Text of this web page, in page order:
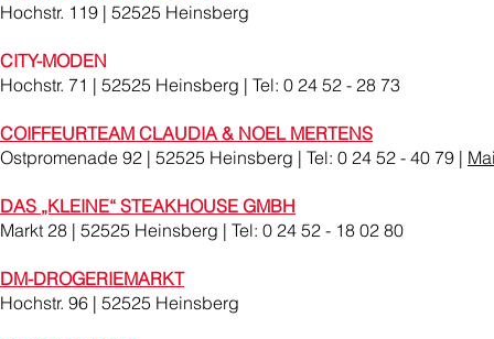
Hochstr. 119 | 52525 Heinsberg
CITY-MODEN
Hochstr. 71 | 52525 Heinsberg | Tel: 0 24 52 - 28 73
COIFFEURTEAM CLAUDIA & NOEL MERTENS
Ostpromenade 92 | 52525 Heinsberg | Tel: 0 24 52 - 40 79 |
DAS „KLEINE“ STEAKHOUSE GMBH
Markt 28 | 52525 Heinsberg | Tel: 0 24 52 - 18 02 80
DM-DROGERIEMARKT
Hochstr. 96 | 52525 Heinsberg